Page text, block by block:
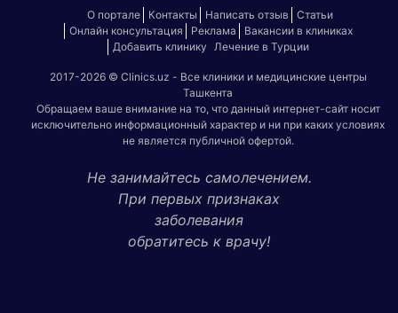
О портале Контакты Написать отзыв
Статьи
Онлайн консультация
Реклама
Вакансии в клиниках
Добавить клинику
Лечение в Турции
2017-2026 © Clinics.uz - Все клиники и медицинские центры
Ташкента
Обращаем ваше внимание на то, что данный интернет-сайт носит
исключительно информационный характер и ни при каких условиях
не является публичной офертой.
Не занимайтесь самолечением.
При первых признаках
заболевания
обратитесь к врачу!